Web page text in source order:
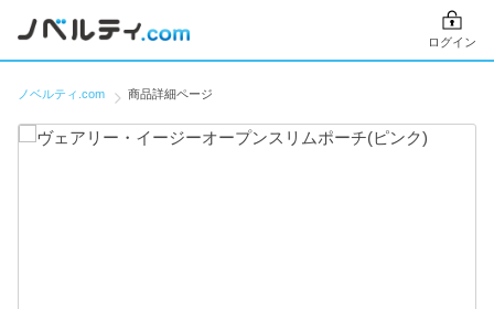
ログイン
ノベルティ.com 商品詳細ページ